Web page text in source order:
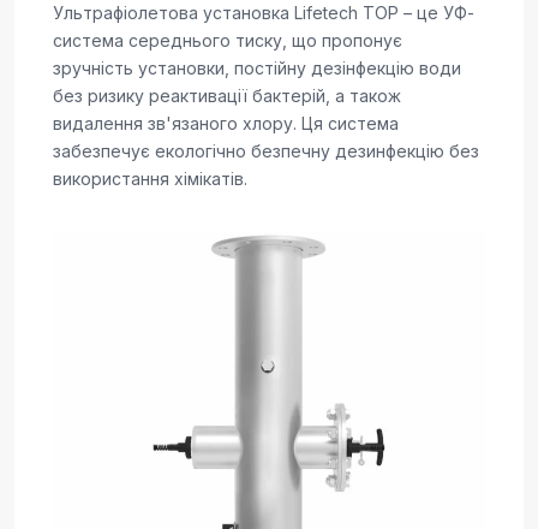
Ультрафіолетова установка Lifetech TOP – це УФ-
система середнього тиску, що пропонує
зручність установки, постійну дезінфекцію води
без ризику реактивації бактерій, а також
видалення зв'язаного хлору. Ця система
забезпечує екологічно безпечну дезинфекцію без
використання хімікатів.